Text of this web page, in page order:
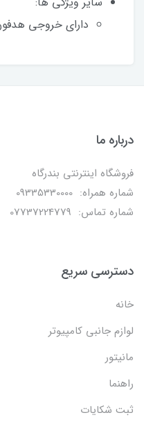
دارای خروجی
درباره ما
فروشگاه اینترنتی بندرگاه
شماره همراه: 09335330000
شماره تماس: 07737224779
دسترسی سریع
خانه
لوازم جانبی کامپیوتر
مانیتور
راهنما
ثبت شکایات